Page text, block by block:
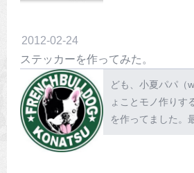
2012-02-24
ステッカーを作ってみた。
ども、小夏パパ（
ょことモノ作りす
を作ってました。